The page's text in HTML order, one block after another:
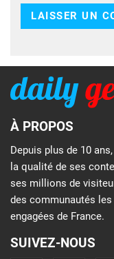
À PROPOS
Depuis plus de 10
la qualité de ses
ses millions de
des communautés
engagées de France.
SUIVEZ-NOUS